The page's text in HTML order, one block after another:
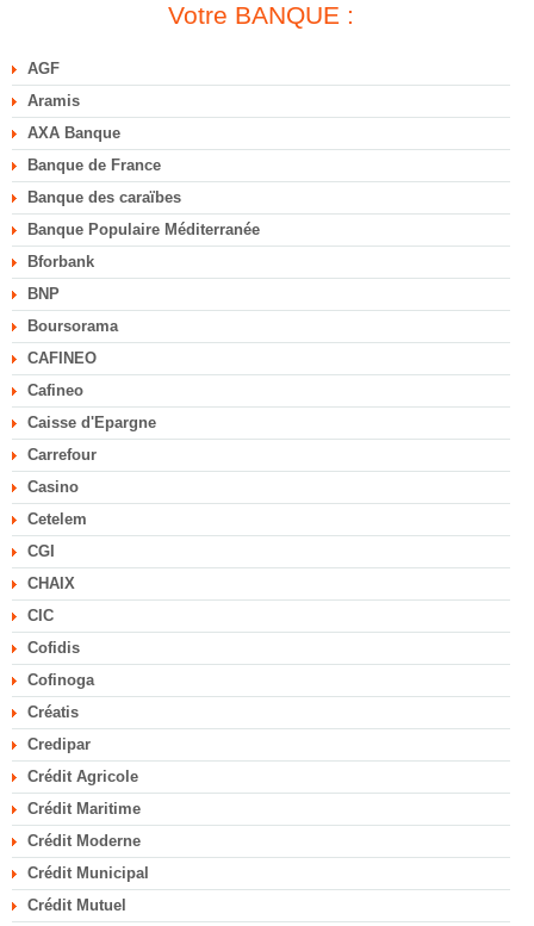
Votre BANQUE :
AGF
Aramis
AXA Banque
Banque de France
Banque des caraïbes
Banque Populaire Méditerranée
Bforbank
BNP
Boursorama
CAFINEO
Cafineo
Caisse d'Epargne
Carrefour
Casino
Cetelem
CGI
CHAIX
CIC
Cofidis
Cofinoga
Créatis
Credipar
Crédit Agricole
Crédit Maritime
Crédit Moderne
Crédit Municipal
Crédit Mutuel